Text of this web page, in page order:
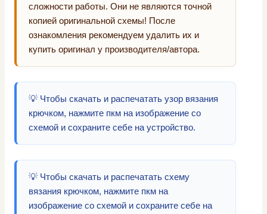
сложности работы. Они не являются точной
копией оригинальной схемы! После
ознакомления рекомендуем удалить их и
купить оригинал у производителя/автора.
💡 Чтобы скачать и распечатать узор вязания
крючком, нажмите пкм на изображение со
схемой и сохраните себе на устройство.
💡 Чтобы скачать и распечатать схему
вязания крючком, нажмите пкм на
изображение со схемой и сохраните себе на